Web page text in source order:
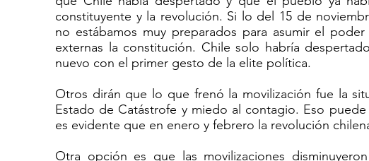
constituyente y la revolución. Si lo del 15 de
no estábamos muy preparados para asumir el
externas la constitución. Chile solo habría
nuevo con el primer gesto de la elite política.
Otros dirán que lo que frenó la movilización fue la
Estado de Catástrofe y miedo al contagio. Eso
es evidente que en enero y febrero la revolución
Otra opción es que las movilizaciones